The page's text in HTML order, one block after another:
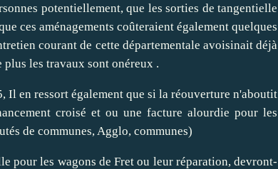
potentiellement, que les sorties de tangentielle
ces aménagements coûteraient également quelques
courant de cette départementale avoisinait déjà
les travaux sont onéreux .
Il en ressort également que si la réouverture n'aboutit
croisé et ou une facture alourdie pour les
de communes, Agglo, communes)
pour les wagons de Fret ou leur réparation, devront-